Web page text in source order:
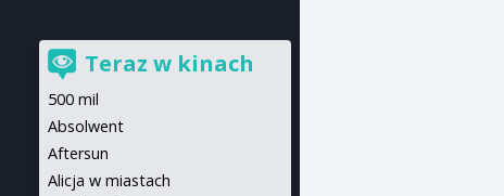
Teraz w kinach
500 mil
Absolwent
Aftersun
Alicja w miastach